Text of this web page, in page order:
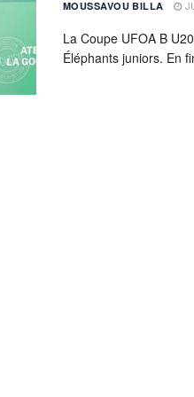
MOUSSAVOU BILLA
La Coupe UFOA B
Éléphants juniors. En